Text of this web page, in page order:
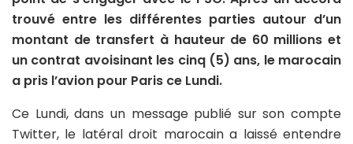
trouvé entre les différentes parties autour d’un
montant de transfert à hauteur de 60 millions et
un contrat avoisinant les cinq (5) ans, le marocain
a pris l’avion pour Paris ce Lundi.
Ce Lundi, dans un message publié sur son compte
Twitter, le latéral droit marocain a laissé entendre